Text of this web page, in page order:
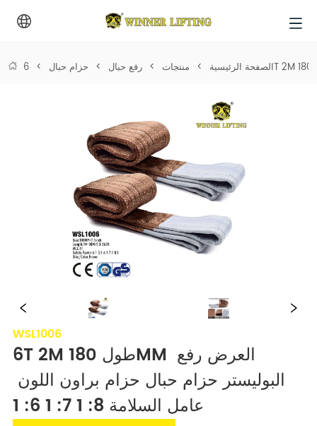
الصفحة الرئيسية > منتجات > رفع حبال > حزام حبال >
WSL1006
6T 2M طول 180MM العرض رفع
عامل السلامة 8: 1 7: 1 6: 1